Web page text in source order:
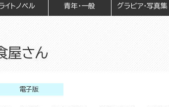
イトノベル 青年・一般 グラビア・写真集
屋さん
電子版